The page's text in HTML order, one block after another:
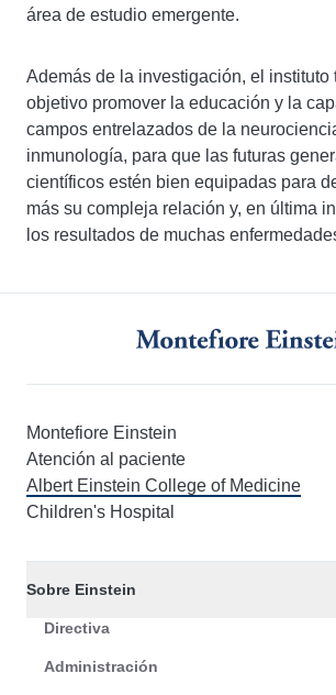
área de estudio emergente.
Además de la investigación, el instituto
objetivo promover la educación y la
campos entrelazados de la
inmunología, para que las futuras
científicos estén bien equipadas para
más su compleja relación y, en última
los resultados de muchas
Montefiore Einstein
Atención al paciente
Albert Einstein College of Medicine
Children's Hospital
Sobre Einstein
Directiva
Administración